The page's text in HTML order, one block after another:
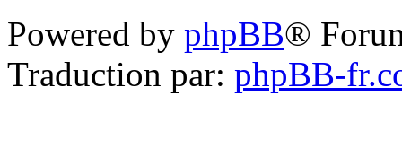
Powered by phpBB®
Traduction par: phpBB-